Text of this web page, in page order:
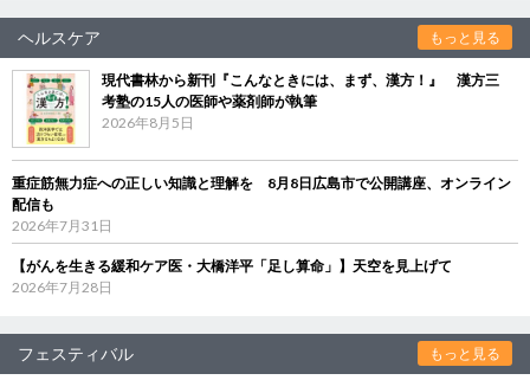
ヘルスケア もっと見る
現代書林から新刊『こんなときには、まず、漢方！』 漢方三
考塾の15人の医師や薬剤師が執筆
2026年8月5日
重症筋無力症への正しい知識と理解を 8月8日広島市で公開講座、オンライン
配信も
2026年7月31日
【がんを生きる緩和ケア医・大橋洋平「足し算命」】天空を見上げて
2026年7月28日
フェスティバル もっと見る